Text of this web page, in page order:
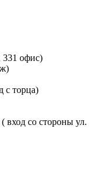
331 офис)
с торца)
вход со стороны ул.